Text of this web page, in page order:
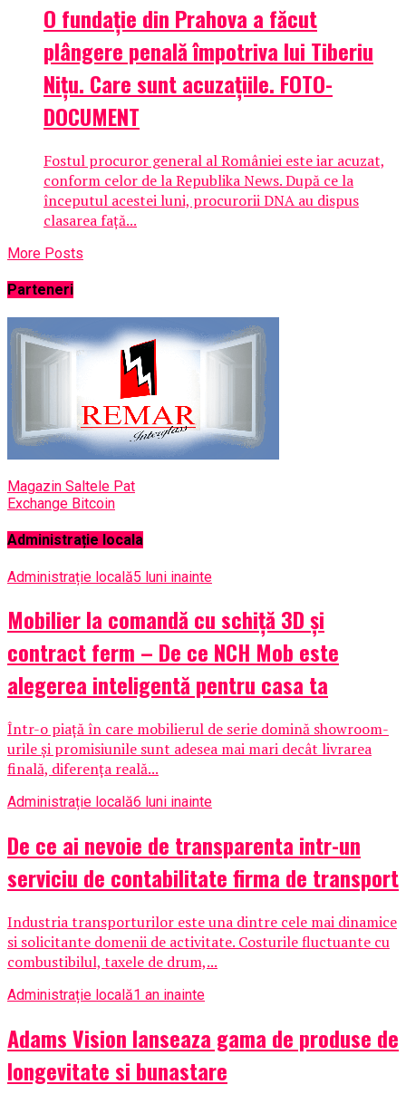
O fundație din Prahova a făcut
plângere penală împotriva lui Tiberiu
Nițu. Care sunt acuzațiile. FOTO-
DOCUMENT
Fostul procuror general al României este iar acuzat,
conform celor de la Republika News. După ce la
începutul acestei luni, procurorii DNA au dispus
clasarea faţă...
More Posts
Parteneri
Magazin Saltele Pat
Exchange Bitcoin
Administrație locala
Administrație locală5 luni inainte
Mobilier la comandă cu schiță 3D și
contract ferm – De ce NCH Mob este
alegerea inteligentă pentru casa ta
Într-o piață în care mobilierul de serie domină showroom-
urile și promisiunile sunt adesea mai mari decât livrarea
finală, diferența reală...
Administrație locală6 luni inainte
De ce ai nevoie de transparenta intr-un
serviciu de contabilitate firma de transport
Industria transporturilor este una dintre cele mai dinamice
si solicitante domenii de activitate. Costurile fluctuante cu
combustibilul, taxele de drum,...
Administrație locală1 an inainte
Adams Vision lanseaza gama de produse de
longevitate si bunastare